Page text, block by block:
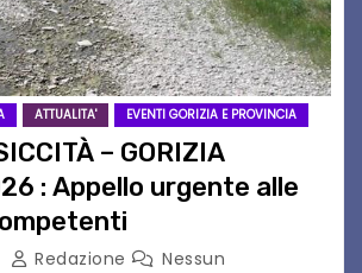
ATTUALITA' EVENTI GORIZIA E PROVINCIA
– GORIZIA
: Appello urgente alle
Redazione
Nessun